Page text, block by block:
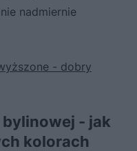
nadmiernie
- dobry
- jak
kolorach